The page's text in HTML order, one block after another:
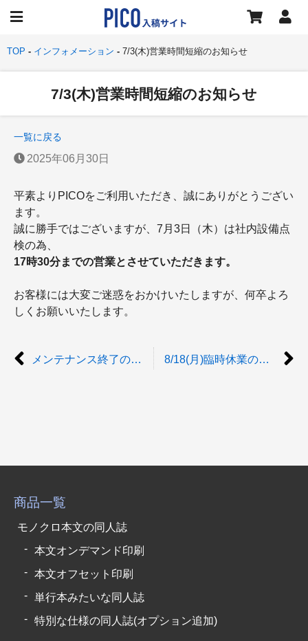
TOP インフォメーション 7/3(木)営業時間短縮のお知らせ
7/3(木)営業時間短縮のお知らせ
一覧に戻る
2025年06月30日
平素よりPICOをご利用いただき、誠にありがとうござい
ます。
誠に勝手ではございますが、7月3日（木）は社内設備点
検の為、
17時30分までの営業とさせていただきます。
お客様には大変ご迷惑をおかけいたしますが、何卒よろ
しくお願いいたします。
メンテナンス終了のお知らせ 8/18(月)臨時休業のお知らせ
商品一覧
モノクロ本文の同人誌
本文オンデマンド印刷
本文オフセット印刷
単行本みたいな同人誌
特別な仕様の同人誌(オプション追加)